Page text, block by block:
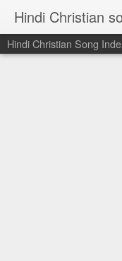
Hindi Christian
Hindi Christian Song